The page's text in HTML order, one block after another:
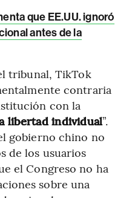
que EE.UU. ignoró
antes de la
tribunal, TikTok
contraria
con la
libertad individual”.
gobierno chino no
de los usuarios
el Congreso no ha
sobre una